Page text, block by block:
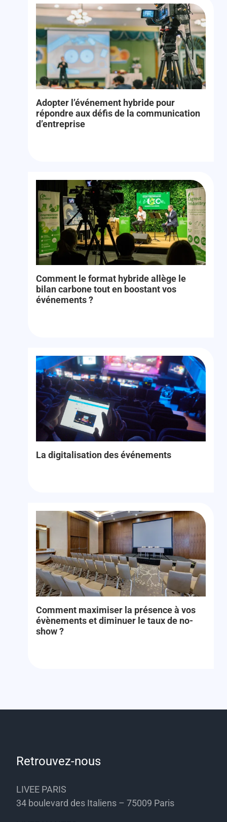
Adopter l’événement hybride pour
répondre aux défis de la communication
d’entreprise
Comment le format hybride allège le
bilan carbone tout en boostant vos
événements ?
La digitalisation des événements
Comment maximiser la présence à vos
évènements et diminuer le taux de no-
show ?
Retrouvez-nous
LIVEE PARIS
34 boulevard des Italiens – 75009 Paris